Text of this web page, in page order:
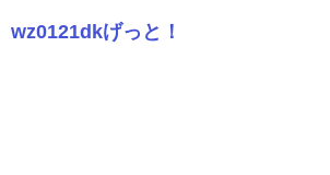
wz0121dkげっと！